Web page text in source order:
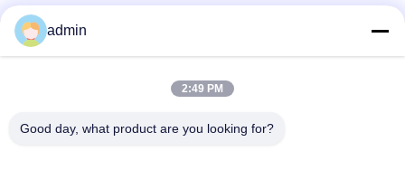
0086-551-65396351
admin
2:49 PM
Good day, what product are you looking for?